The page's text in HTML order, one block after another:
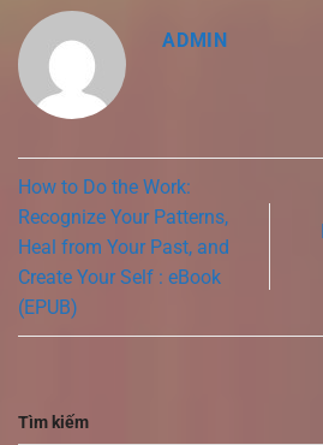
ADMIN
How to Do the Work:
Recognize Your Patterns,
Heal from Your Past, and
Create Your Self : eBook
(EPUB)
Tìm kiếm